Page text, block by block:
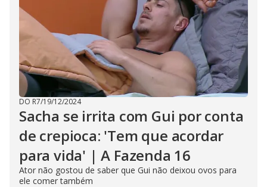
DO R7/19/12/2024
Sacha se irrita com Gui por conta
de crepioca: 'Tem que acordar
para vida' | A Fazenda 16
Ator não gostou de saber que Gui não deixou ovos para
ele comer também